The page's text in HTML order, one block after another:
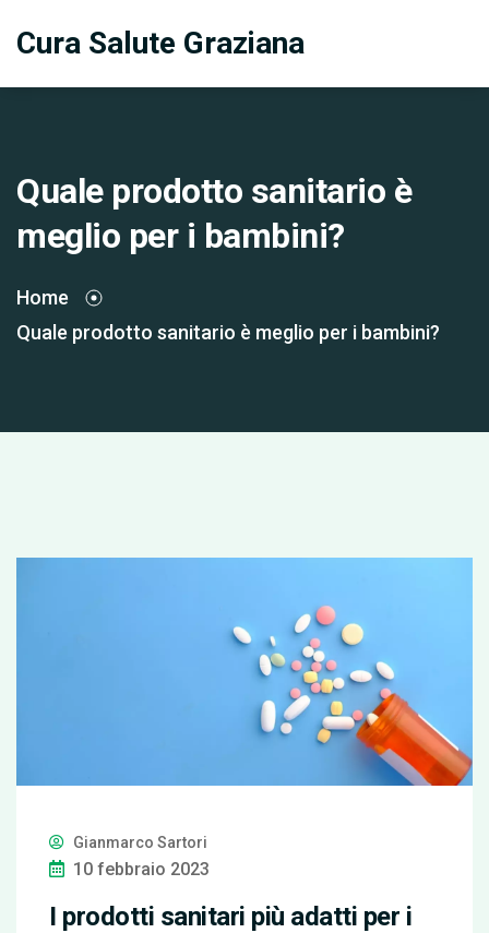
Cura Salute Graziana
Quale prodotto sanitario è
meglio per i bambini?
Home
Quale prodotto sanitario è meglio per i bambini?
Gianmarco Sartori
10 febbraio 2023
I prodotti sanitari più adatti per i